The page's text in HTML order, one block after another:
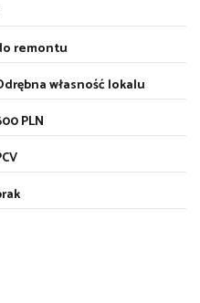
remontu
własność lokalu
PLN